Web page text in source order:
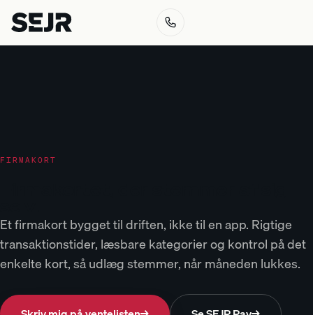
FIRMAKORT
Et firmakort bygget til driften, ikke til en app. Rigtige
transaktionstider, læsbare kategorier og kontrol på det
enkelte kort, så udlæg stemmer, når måneden lukkes.